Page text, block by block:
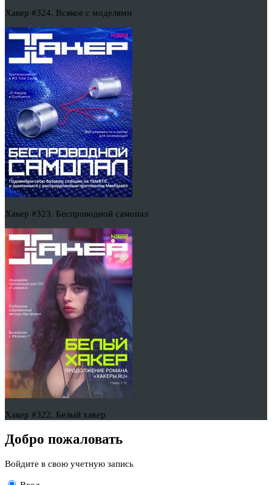
Хакер #324. Всякое с моделями
Хакер #323. Беспроводной самопал
Хакер #322. Белый хакер
Добро пожаловать
Войдите в свою учетную запись